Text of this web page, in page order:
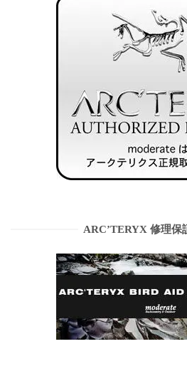
ARC’TERYX 修理保